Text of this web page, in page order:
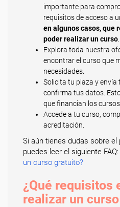
importante para
requisitos de acceso a
en algunos casos, que
poder realizar un curso
Explora toda nuestra
encontrar el curso que
necesidades.
Solicita tu plaza y
confirma tus datos.
que financian los cursos.
Accede a tu curso,
acreditación.
Si aún tienes dudas sobre
puedes leer el siguiente FAQ:
un curso gratuito?
¿Qué requisitos
realizar un